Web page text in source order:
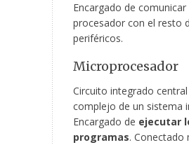
Encargado de comunicar
procesador con el resto
periféricos.
Microprocesador
Circuito integrado
complejo de un sistema
Encargado de ejecutar
programas. Conectado